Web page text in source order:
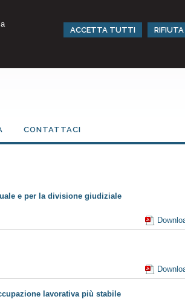
ACCETTA TUTTI
CONTATTACI
e per la divisione giudiziale
lavorativa più stabile